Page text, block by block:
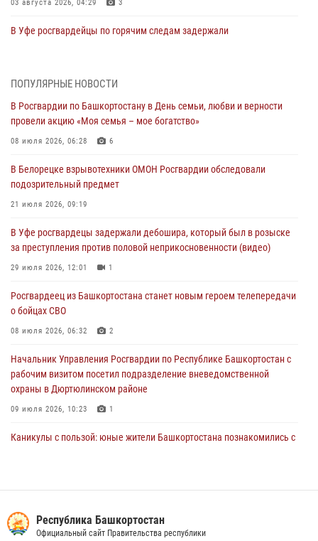
03 августа 2026, 04:29 3
В Уфе росгвардейцы по горячим следам задержали
Башкортостана ответил на вопросы граждан
30 июля 2026, 12:54
за преступления против половой неприкосновенности (видео)
29 июля 2026, 12:01
Башкортостана проведет прямую линию
29 июля 2026, 10:52
Росгвардию
ПОПУЛЯРНЫЕ НОВОСТИ
В Росгвардии по Башкортостану в День семьи, любви и верности
провели акцию «Моя семья – мое богатство»
08 июля 2026, 06:28 6
В Белорецке взрывотехники ОМОН Росгвардии обследовали
подозрительный предмет
21 июля 2026, 09:19
В Уфе росгвардецы задержали дебошира, который был в розыске
за преступления против половой неприкосновенности (видео)
29 июля 2026, 12:01 1
Росгвардеец из Башкортостана станет новым героем телепередачи
о бойцах СВО
08 июля 2026, 06:32 2
Начальник Управления Росгвардии по Республике Башкортостан с
рабочим визитом посетил подразделение вневедомственной
охраны в Дюртюлинском районе
09 июля 2026, 10:23 1
Каникулы с пользой: юные жители Башкортостана познакомились с
угрожавшего ножом продавцу магазина
08 июля 2026, 11:22
Республика Башкортостан
Официальный сайт Правительства республики